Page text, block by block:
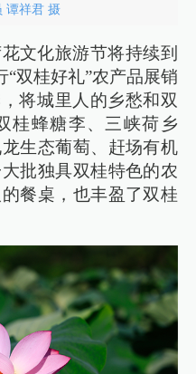
谭祥君 摄
文化旅游节将持续到
双桂好礼”农产品展销
将城里人的乡愁和双
桂蜂糖李、三峡荷乡
生态葡萄、赶场有机
批独具双桂特色的农
餐桌，也丰盈了双桂